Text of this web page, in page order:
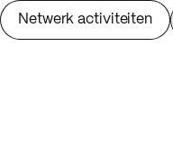
Netwerk activiteiten